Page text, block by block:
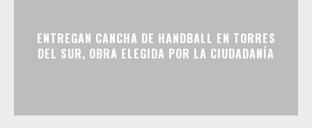
ENTREGAN CANCHA DE HANDBALL EN TORRES
DEL SUR, OBRA ELEGIDA POR LA CIUDADANÍA